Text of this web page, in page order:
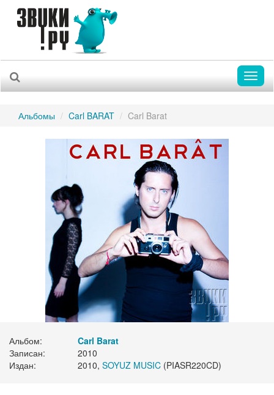
Альбомы Carl BARAT Carl Barat
Альбом:
Carl Barat
Записан:
2010
Издан:
2010, SOYUZ MUSIC (PIASR220CD)